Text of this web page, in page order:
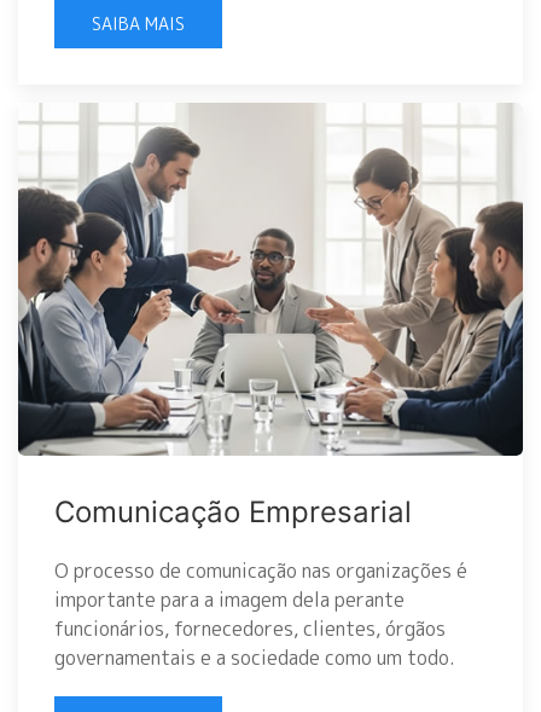
SAIBA MAIS
Comunicação Empresarial
O processo de comunicação nas organizações é
importante para a imagem dela perante
funcionários, fornecedores, clientes, órgãos
governamentais e a sociedade como um todo.